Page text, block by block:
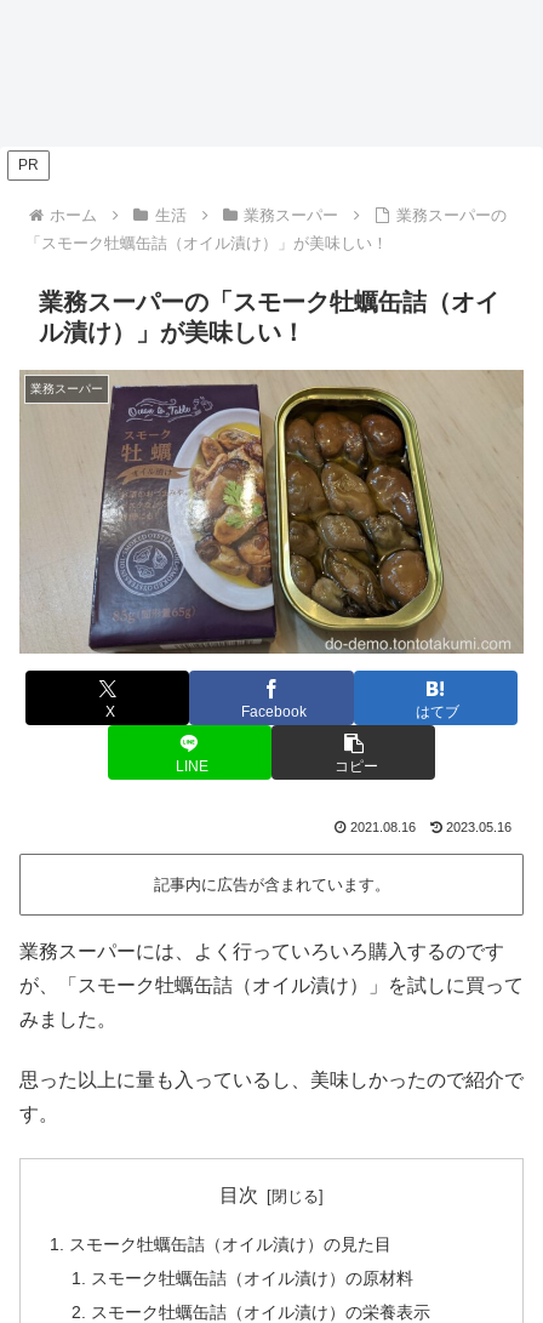
PR
ホーム 生活 業務スーパー
業務スーパーの
「スモーク牡蠣缶詰（オイル漬け）」が美味しい！
業務スーパーの「スモーク牡蠣缶詰（オイ
ル漬け）」が美味しい！
業務スーパー
X Facebook はてブ
LINE コピー
2021.08.16 2023.05.16
記事内に広告が含まれています。
業務スーパーには、よく行っていろいろ購入するのです
が、「スモーク牡蠣缶詰（オイル漬け）」を試しに買って
みました。
思った以上に量も入っているし、美味しかったので紹介で
す。
目次
スモーク牡蠣缶詰（オイル漬け）の見た目
スモーク牡蠣缶詰（オイル漬け）の原材料
スモーク牡蠣缶詰（オイル漬け）の栄養表示